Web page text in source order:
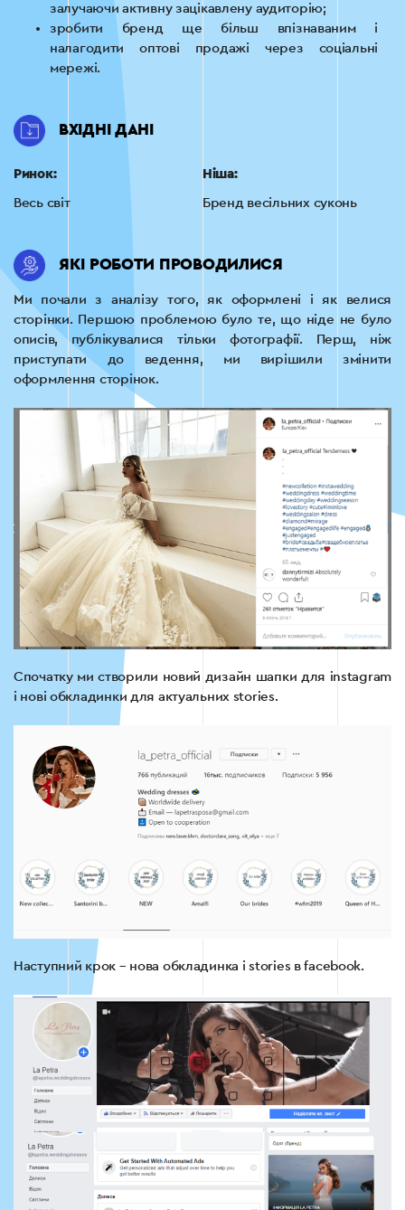
залучаючи активну зацікавлену аудиторію;
зробити бренд ще більш впізнаваним і
налагодити оптові продажі через соціальні
мережі.
ВХІДНІ ДАНІ
Ринок:
Весь світ
Ніша:
Бренд весільних суконь
ЯКІ РОБОТИ ПРОВОДИЛИСЯ
Ми почали з аналізу того, як оформлені і як велися
сторінки. Першою проблемою було те, що ніде не було
описів, публікувалися тільки фотографії. Перш, ніж
приступати до ведення, ми вирішили змінити
оформлення сторінок.
Спочатку ми створили новий дизайн шапки для instagram
і нові обкладинки для актуальних stories.
Наступний крок – нова обкладинка і stories в facebook.